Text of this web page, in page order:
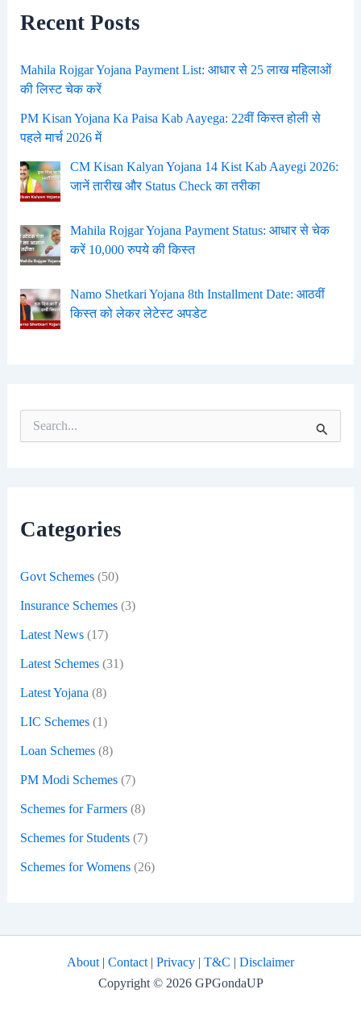
Recent Posts
Mahila Rojgar Yojana Payment List: आधार से 25 लाख महिलाओं
की लिस्ट चेक करें
PM Kisan Yojana Ka Paisa Kab Aayega: 22वीं किस्त होली से
पहले मार्च 2026 में
CM Kisan Kalyan Yojana 14 Kist Kab Aayegi 2026:
जानें तारीख और Status Check का तरीका
Mahila Rojgar Yojana Payment Status: आधार से चेक
करें 10,000 रुपये की किस्त
Namo Shetkari Yojana 8th Installment Date: आठवीं
किस्त को लेकर लेटेस्ट अपडेट
o
Categories
Govt Schemes(50)
Insurance Schemes(3)
Latest News(17)
Latest Schemes(31)
Latest Yojana (8)
LIC Schemes(1)
Loan Schemes(8)
PM Modi Schemes(7)
Schemes for Farmers(8)
Schemes for Students(7)
Schemes for Womens(26)
About | Contact | Privacy | T&C | Disclaimer
Copyright © 2026 GPGondaUP